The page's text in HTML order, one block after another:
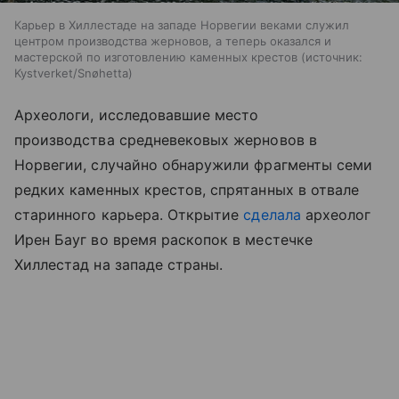
Карьер в Хиллестаде на западе Норвегии веками служил
центром производства жерновов, а теперь оказался и
мастерской по изготовлению каменных крестов
источник:
Kystverket/Snøhetta
Археологи, исследовавшие место
производства средневековых жерновов в
Норвегии, случайно обнаружили фрагменты семи
редких каменных крестов, спрятанных в отвале
старинного карьера. Открытие сделала археолог
Ирен Бауг во время раскопок в местечке
Хиллестад на западе страны.